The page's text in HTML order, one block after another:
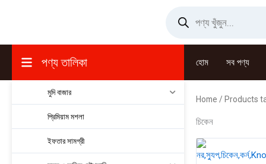
search
পণ্য তালিকা হোম সব পণ্য
মুদি বাজার
প্রিমিয়াম মশলা
ইফতার সামগ্রী
Home / Products
চিকেন